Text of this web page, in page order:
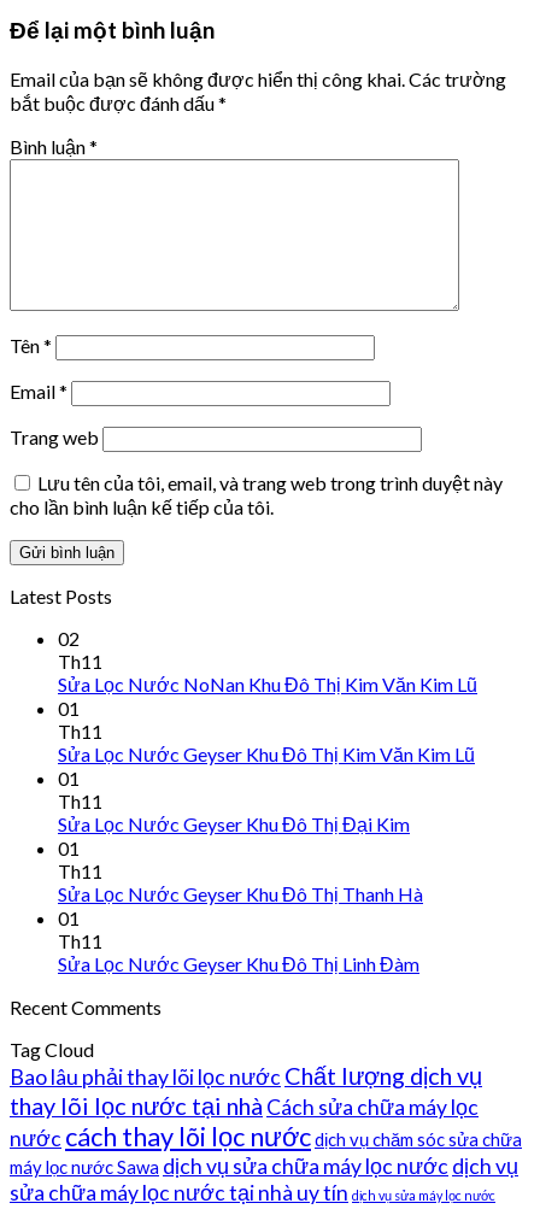
Để lại một bình luận
Email của bạn sẽ không được hiển thị công khai. Các trường
bắt buộc được đánh dấu*
Bình luận*
Tên*
Email*
Trang web
Lưu tên của tôi, email, và trang web trong trình duyệt này
cho lần bình luận kế tiếp của tôi.
Latest Posts
02
Th11
Sửa Lọc Nước NoNan Khu Đô Thị Kim Văn Kim Lũ
01
Th11
Sửa Lọc Nước Geyser Khu Đô Thị Kim Văn Kim Lũ
01
Th11
Sửa Lọc Nước Geyser Khu Đô Thị Đại Kim
01
Th11
Sửa Lọc Nước Geyser Khu Đô Thị Thanh Hà
01
Th11
Sửa Lọc Nước Geyser Khu Đô Thị Linh Đàm
Recent Comments
Tag Cloud
Bao lâu phải thay lõi lọc nước Chất lượng dịch vụ
thay lõi lọc nước tại nhà Cách sửa chữa máy lọc
nước cách thay lõi lọc nướcdịch vụ chăm sóc sửa chữa
máy lọc nước Sawa dịch vụ sửa chữa máy lọc nước dịch vụ
sửa chữa máy lọc nước tại nhà uy tín dịch vụ sửa máy lọc nước